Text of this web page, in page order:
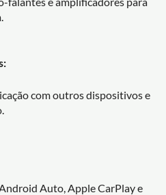
com outros dispositivos e
Auto, Apple CarPlay e